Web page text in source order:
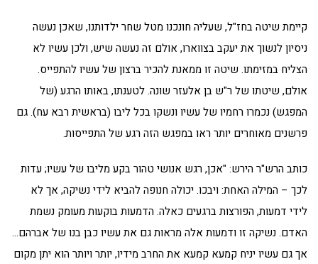
קיימת שיטה בחז"ל, שעליה חונכנו מטל שחר ילדותנו, שאכן נעשה
ניסיון לנשוך את יעקב בצווארו, אולם זה נעשה שיש, ולכן עשיו לא
הצליח במזימתו. שיטה זו ממאנת להכיר ברצון של עשיו להתפייס.
אולם, שיטתו של ר"ש בן אלעזר שונה. לטענתו, באותו הרגע (של
המפגש) נכמרו רחמיו של עשיו ונשקו בכל ליבו (בראשית רבא עח). גם
פרשנים מאוחרים יותר ראו במפגש הזה רגע של התפייסות.
כותב הרש"ר הירש: "אכן, רגש אנושי טהור בקע מליבו של עשיו; עדות
לכך – המילה האחת: ויבכו. יכולה חנופה להביא לידי נשיקה, אך לא
לידי דמעות, הפורצות ברגעים כאלה. הדמעות בוקעות מעומק נשמת
האדם. נשיקה זו ודמעות אלה מראות גם את עשיו כבן בנו של אברהם…
אך גם עשיו יניח קמעא קמעא את החרב מידיו, יותר ויותר הוא יתן מקום